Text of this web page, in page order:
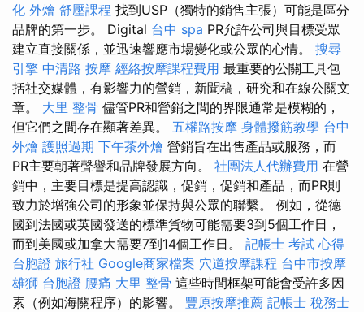
化 外燴 舒壓課程 找到USP（獨特的銷售主張）可能是區分
品牌的第一步。 Digital 台中 spa PR允許公司與目標受眾
建立直接關係，並迅速響應市場變化或公眾的心情。 搜尋
引擎 中清路 按摩 經絡按摩課程費用 最重要的公關工具包
括社交媒體，有影響力的營銷，新聞稿，研究和在線公關文
章。 大里 整骨 儘管PR和營銷之間的界限通常是模糊的，
但它們之間存在顯著差異。 五權路按摩 身體撥筋教學 台中
外燴 護照過期 下午茶外燴 營銷旨在出售產品或服務，而
PR主要朝著聲譽和品牌發展方向。 社團法人代辦費用 在營
銷中，主要目標是提高認識，促銷，促銷和產品，而PR則
致力於增強公司的形象並保持與公眾的聯繫。 例如，從德
國到法國或英國發送的標準貨物可能需要3到5個工作日，
而到美國或加拿大需要7到14個工作日。 記帳士 考試 心得
台胞證 旅行社 Google商家檔案 穴道按摩課程 台中市按摩
雄獅 台胞證 腰痛 大里 整骨 這些時間框架可能會受許多因
素（例如海關程序）的影響。 豐原按摩推薦 記帳士 稅務士